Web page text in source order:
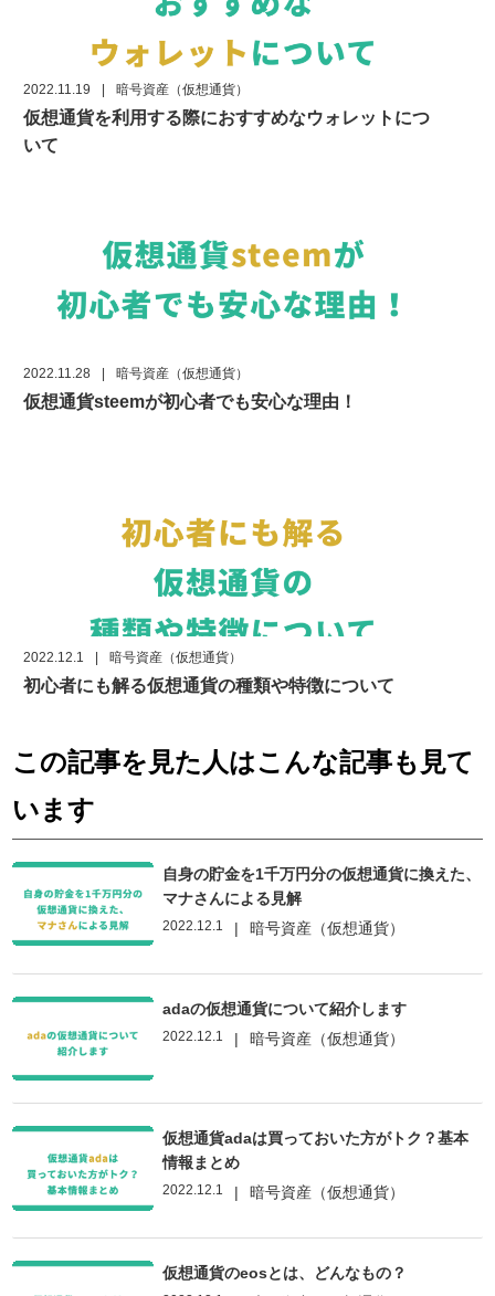
2022.11.19 暗号資産（仮想通貨）
仮想通貨を利用する際におすすめなウォレットにつ
いて
2022.11.28 暗号資産（仮想通貨）
仮想通貨steemが初心者でも安心な理由！
2022.12.1 暗号資産（仮想通貨）
初心者にも解る仮想通貨の種類や特徴について
この記事を見た人はこんな記事も見て
います
自身の貯金を1千万円分の仮想通貨に換えた、
マナさんによる見解
2022.12.1 | 暗号資産（仮想通貨）
adaの仮想通貨について紹介します
2022.12.1 | 暗号資産（仮想通貨）
仮想通貨adaは買っておいた方がトク？基本
情報まとめ
2022.12.1 | 暗号資産（仮想通貨）
仮想通貨のeosとは、どんなもの？